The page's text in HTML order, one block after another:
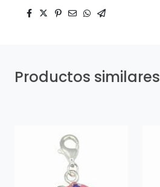
Productos similares